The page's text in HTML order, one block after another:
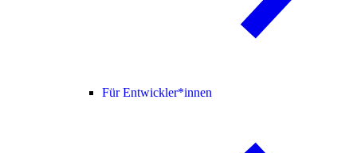
Für Entwickler*innen